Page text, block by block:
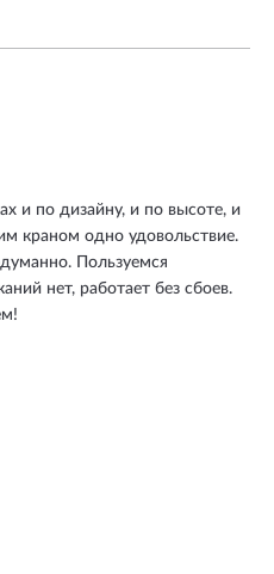
и по дизайну, и по высоте, и
краном одно удовольствие.
Пользуемся
нет, работает без сбоев.